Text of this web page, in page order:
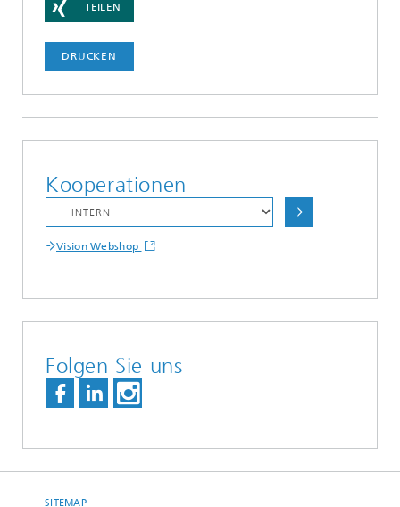
TEILEN
DRUCKEN
Kooperationen
Vision Webshop
Folgen Sie uns
SITEMAP